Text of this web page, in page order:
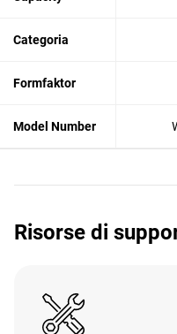
Categoria
Formfaktor
Model Number
Risorse di